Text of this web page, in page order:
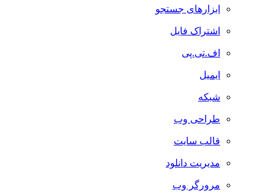
ابزارهای جستجو
اشتراک فایل
اف.تی.پی
ایمیل
شبکه
طراحی وب
قالب سایت
مدیریت دانلود
مرورگر وب